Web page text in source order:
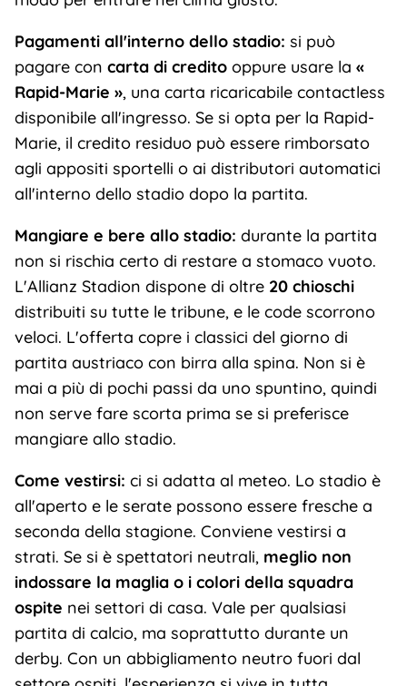
Pagamenti all'interno dello stadio: si può
pagare con carta di creditooppure usare la «
Rapid-Marie », una carta ricaricabile contactless
disponibile all'ingresso. Se si opta per la Rapid-
Marie, il credito residuo può essere rimborsato
agli appositi sportelli o ai distributori automatici
all'interno dello stadio dopo la partita.
Mangiare e bere allo stadio: durante la partita
non si rischia certo di restare a stomaco vuoto.
L'Allianz Stadion dispone di oltre 20 chioschi
distribuiti su tutte le tribune, e le code scorrono
veloci. L'offerta copre i classici del giorno di
partita austriaco con birra alla spina. Non si è
mai a più di pochi passi da uno spuntino, quindi
non serve fare scorta prima se si preferisce
mangiare allo stadio.
Come vestirsi: ci si adatta al meteo. Lo stadio è
all'aperto e le serate possono essere fresche a
seconda della stagione. Conviene vestirsi a
strati. Se si è spettatori neutrali, meglio non
indossare la maglia o i colori della squadra
ospite nei settori di casa. Vale per qualsiasi
partita di calcio, ma soprattutto durante un
derby. Con un abbigliamento neutro fuori dal